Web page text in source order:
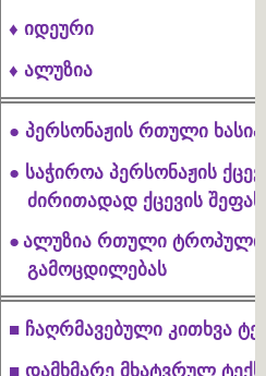
♦ იდეური
♦ ალუზია
● პერსონაჟის რთული
● საჭიროა პერსონაჟის
ძირითადად ქცევის
● ალუზია რთული ტროპული
გამოცდილებას
■ ჩაღრმავებული კითხვა
■ დამხმარე მხატვრულ